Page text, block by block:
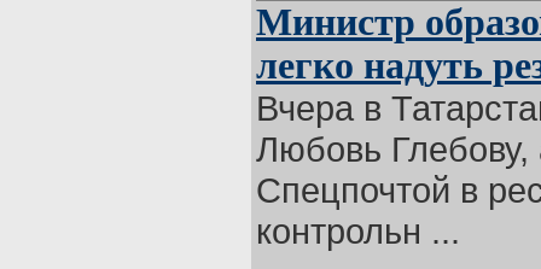
Министр
легко надуть
Вчера в
Любовь Глебову,
Спецпочтой в
контрольн ...